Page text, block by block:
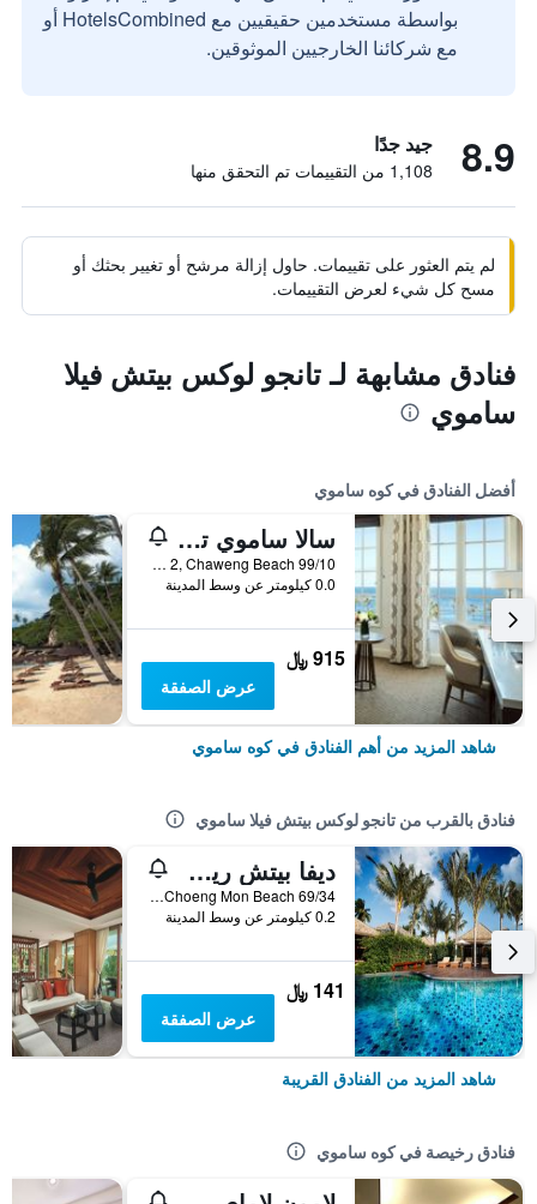
بواسطة مستخدمين حقيقيين مع HotelsCombined أو
مع شركائنا الخارجيين الموثوقين.
8.9 جيد جدًا
1,108 من التقييمات تم التحقق منها
لم يتم العثور على تقييمات. حاول إزالة مرشح أو تغيير بحثك أو
مسح كل شيء لعرض التقييمات.
فنادق مشابهة لـ تانجو لوكس بيتش فيلا
ساموي
أفضل الفنادق في كوه ساموي
سالا ساموي تشاوينج بيتش ريزورت
99/10 Moo 2, Chaweng Beach, كوه ساموي, تايلاند
0.0 كيلومتر عن وسط المدينة
915 ﷼
عرض الصفقة
شاهد المزيد من أهم الفنادق في كوه ساموي
فنادق بالقرب من تانجو لوكس بيتش فيلا ساموي
ديفا بيتش ريزورت ساموي
69/34 Moo 5, Bophut Choeng Mon Beach, كوه ساموي, تايلاند
0.2 كيلومتر عن وسط المدينة
141 ﷼
عرض الصفقة
شاهد المزيد من الفنادق القريبة
فنادق رخيصة في كوه ساموي